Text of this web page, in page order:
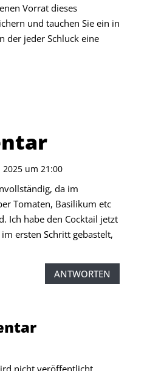
Vorrat dieses
und tauchen Sie ein in
der jeder Schluck eine
2025 um 21:00
da im
Tomaten, Basilikum etc
Ich habe den Cocktail jetzt
ersten Schritt gebastelt,
ANTWORTEN